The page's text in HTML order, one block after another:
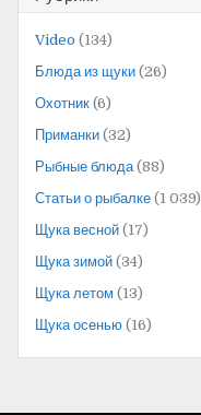
Video (134)
Блюда из щуки (26)
Охотник (6)
Приманки (32)
Рыбные блюда (88)
Статьи о рыбалке (1 039)
Щука весной (17)
Щука зимой (34)
Щука летом (13)
Щука осенью (16)